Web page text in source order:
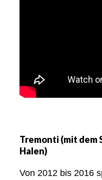
Tremonti (mit dem
Halen)
Von 2012 bis 2016